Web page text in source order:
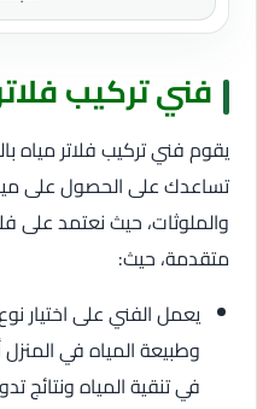
فني تركيب
يقوم فني تركيب فلاتر مياه
تساعدك على الحصول على
والملوثات، حيث نعتمد على
متقدمة، حيث:
يعمل الفني على اختيار
وطبيعة المياه في
في تنقية المياه ونتائج